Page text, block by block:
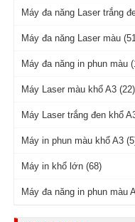
Máy đa năng Laser trắng
Máy đa năng Laser màu
Máy đa năng in phun màu
Máy Laser màu khổ A3 (22)
Máy Laser trắng đen khổ
Máy in phun màu khổ A3
Máy in khổ lớn (68)
Máy đa năng in phun màu